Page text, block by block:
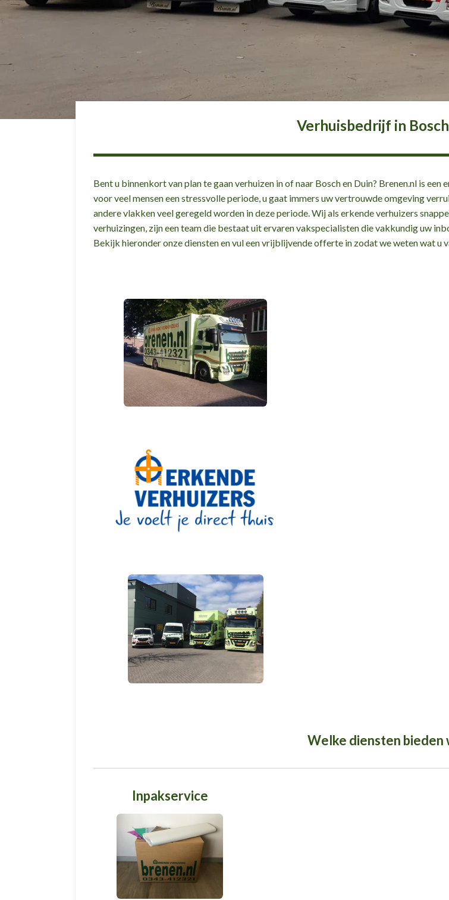
Verhuisbedrijf in
Bent u binnenkort van plan te gaan verhuizen in of naar Bosch en Duin? Brenen.nl is
voor veel mensen een stressvolle periode, u gaat immers uw vertrouwde omgeving
andere vlakken veel geregeld worden in deze periode. Wij als erkende verhuizers
verhuizingen, zijn een team die bestaat uit ervaren vakspecialisten die vakkundig uw
Bekijk hieronder onze diensten en vul een vrijblijvende offerte in zodat we weten wat u
Welke diensten bieden
Inpakservice